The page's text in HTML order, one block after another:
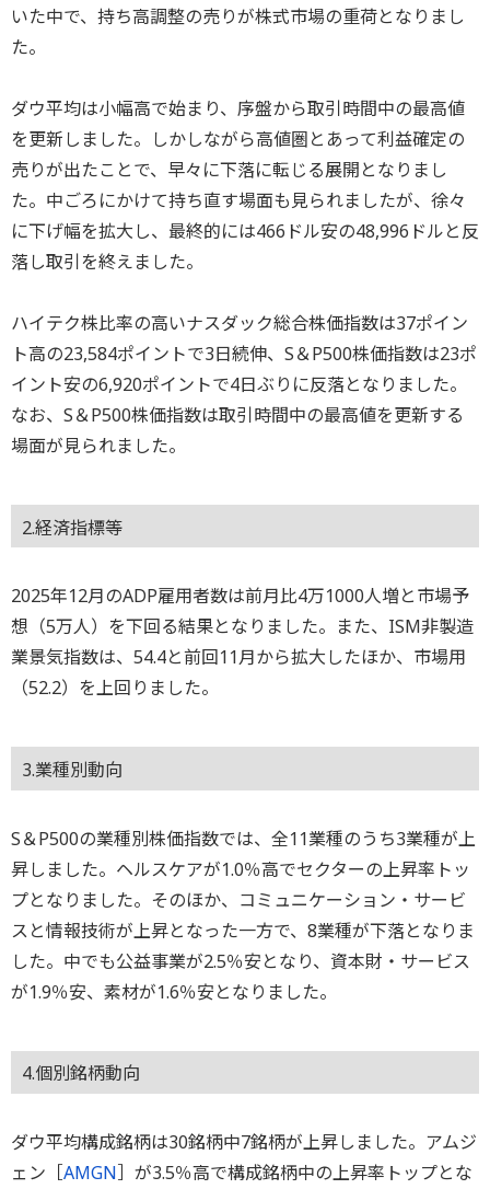
いた中で、持ち高調整の売りが株式市場の重荷となりまし
た。
ダウ平均は小幅高で始まり、序盤から取引時間中の最高値
を更新しました。しかしながら高値圏とあって利益確定の
売りが出たことで、早々に下落に転じる展開となりまし
た。中ごろにかけて持ち直す場面も見られましたが、徐々
に下げ幅を拡大し、最終的には466ドル安の48,996ドルと反
落し取引を終えました。
ハイテク株比率の高いナスダック総合株価指数は37ポイン
ト高の23,584ポイントで3日続伸、S＆P500株価指数は23ポ
イント安の6,920ポイントで4日ぶりに反落となりました。
なお、S＆P500株価指数は取引時間中の最高値を更新する
場面が見られました。
2.経済指標等
2025年12月のADP雇用者数は前月比4万1000人増と市場予
想（5万人）を下回る結果となりました。また、ISM非製造
業景気指数は、54.4と前回11月から拡大したほか、市場用
（52.2）を上回りました。
3.業種別動向
S＆P500の業種別株価指数では、全11業種のうち3業種が上
昇しました。ヘルスケアが1.0％高でセクターの上昇率トッ
プとなりました。そのほか、コミュニケーション・サービ
スと情報技術が上昇となった一方で、8業種が下落となりま
した。中でも公益事業が2.5％安となり、資本財・サービス
が1.9％安、素材が1.6％安となりました。
4.個別銘柄動向
ダウ平均構成銘柄は30銘柄中7銘柄が上昇しました。アムジ
ェン［AMGN］が3.5％高で構成銘柄中の上昇率トップとな